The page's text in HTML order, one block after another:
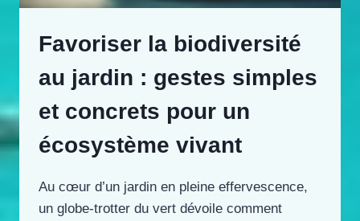
Favoriser la biodiversité
au jardin : gestes simples
et concrets pour un
écosystème vivant
Au cœur d’un jardin en pleine effervescence,
un globe-trotter du vert dévoile comment